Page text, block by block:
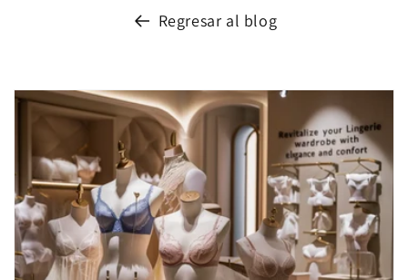
Regresar al blog